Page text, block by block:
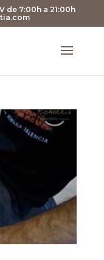
de 7:00h a 21:00h